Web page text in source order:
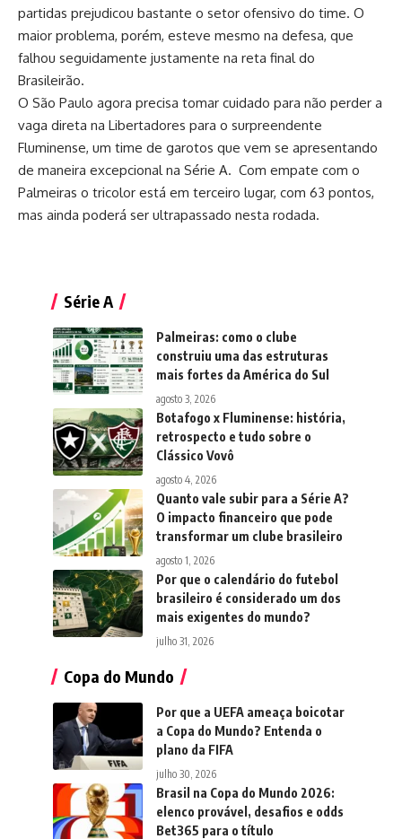
partidas prejudicou bastante o setor ofensivo do time. O
maior problema, porém, esteve mesmo na defesa, que
falhou seguidamente justamente na reta final do
Brasileirão.
O São Paulo agora precisa tomar cuidado para não perder a
vaga direta na Libertadores para o surpreendente
Fluminense, um time de garotos que vem se apresentando
de maneira excepcional na Série A. Com empate com o
Palmeiras o tricolor está em terceiro lugar, com 63 pontos,
mas ainda poderá ser ultrapassado nesta rodada.
Série A
Palmeiras: como o clube
construiu uma das estruturas
mais fortes da América do Sul
agosto 3, 2026
Botafogo x Fluminense: história,
retrospecto e tudo sobre o
Clássico Vovô
agosto 4, 2026
Quanto vale subir para a Série A?
O impacto financeiro que pode
transformar um clube brasileiro
agosto 1, 2026
Por que o calendário do futebol
brasileiro é considerado um dos
mais exigentes do mundo?
julho 31, 2026
Copa do Mundo
Por que a UEFA ameaça boicotar
a Copa do Mundo? Entenda o
plano da FIFA
julho 30, 2026
Brasil na Copa do Mundo 2026:
elenco provável, desafios e odds
Bet365 para o título